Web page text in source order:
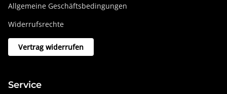
Allgemeine Geschäftsbedingungen
Widerrufsrechte
Vertrag widerrufen
Service